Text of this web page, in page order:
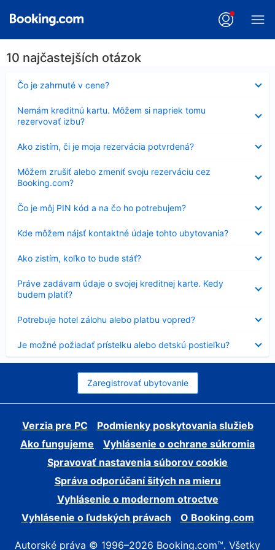
10 najčastejších otázok
Čo je zahrnuté v cene?
Nezobrazuje
sa
Nemám kreditnú kartu. Môžem si napriek tomu
rezervovať izbu?
sa
Ako zistím, či je moja rezervácia potvrdená?
sa
Môžem zrušiť alebo zmeniť svoju rezerváciu cez
Booking.com?
sa
Čo je môj PIN kód a na čo ho potrebujem?
Nezobrazuje
sa
Kde môžem nájsť kontaktné údaje tohto ubytovania?
sa
Ako zistím, koľko to bude stáť?
sa
Práve zadávam údaje o svojej kreditnej karte. Kedy
budem platiť?
sa
Potrebuje hotel zálohu alebo platbu vopred?
sa
Je možné požiadať prístelku alebo detskú postieľku?
sa
Zaregistrovať ubytovanie
Verzia pre PC
Podmienky poskytovania služieb
Ako fungujeme
Vyhlásenie o ochrane súkromia
Spravovať nastavenia súborov cookie
Správa odporúčaní šitých na mieru
Vyhlásenie o modernom otroctve
Vyhlásenie o ľudských právach
O Booking.com
Autorské práva © 1996–2026 Booking.com™. Všetky